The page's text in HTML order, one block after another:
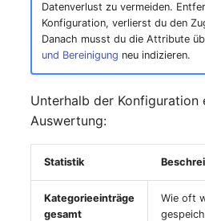
Datenverlust zu vermeiden.
Konfiguration, verlierst du den
Danach musst du die Attribute
und Bereinigung neu indizieren.
Unterhalb der Konfiguration
Auswertung:
Statistik
Kategorieeinträge
gesamt
Wie oft